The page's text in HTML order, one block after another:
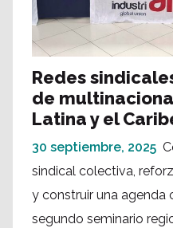
Redes
de
Latina y el
30 septiembre, 2025
sindical colectiva,
y construir una agenda
segundo seminario